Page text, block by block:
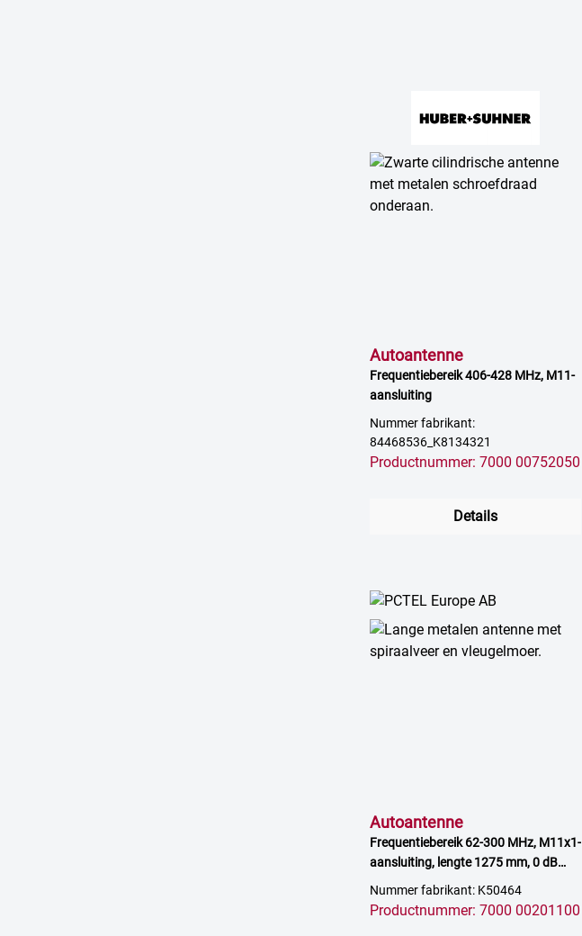
Autoantenne
Frequentiebereik 406-428 MHz, M11-
aansluiting
Nummer fabrikant:
84468536_K8134321
Productnummer: 7000 00752050
Details
Autoantenne
Frequentiebereik 62-300 MHz, M11x1-
aansluiting, lengte 1275 mm, 0 dB
versterking
Nummer fabrikant: K50464
Productnummer: 7000 00201100